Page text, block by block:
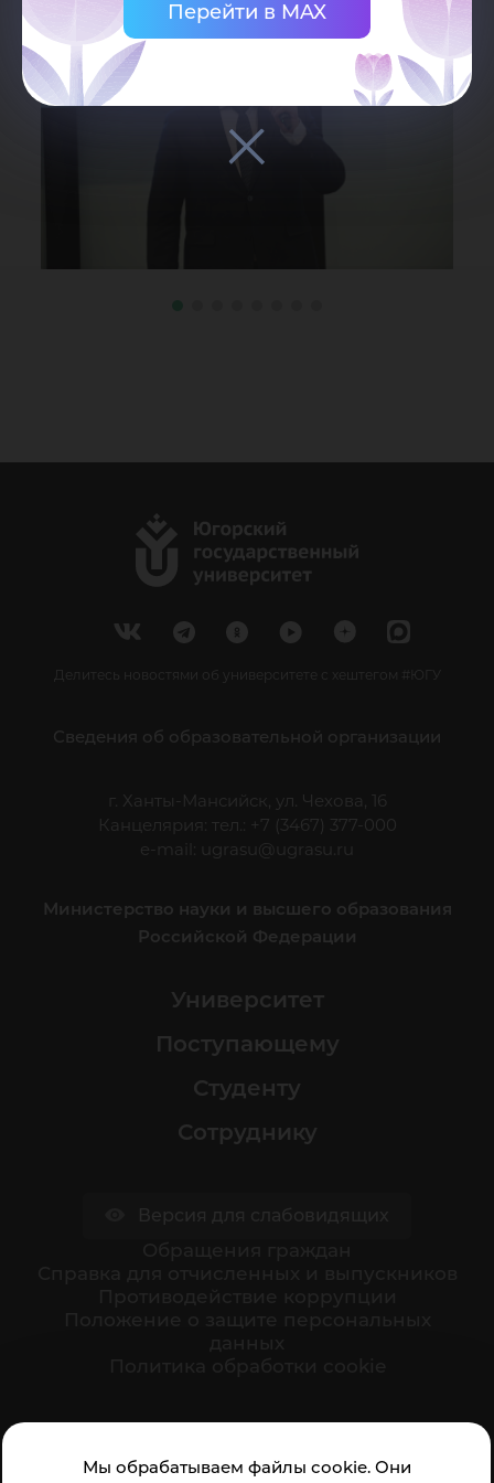
Мы обрабатываем файлы cookie. Они
Перейти в MAX
Делитесь новостями об университете с хештегом #ЮГУ
Сведения об образовательной организации
г. Ханты-Мансийск, ул. Чехова, 16
Канцелярия: тел.: +7 (3467) 377-000
e-mail:
ugrasu@ugrasu.ru
Министерство науки и высшего образования
Российской Федерации
Университет
Поступающему
Студенту
Сотруднику
организации: